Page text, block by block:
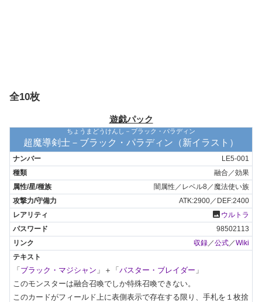
全10枚
遊戯パック
ちょうまどうけんし－ブラック・パラディン
超魔導剣士－ブラック・パラディン（新イラスト）
LE5-001
融合／効果
闇属性／レベル8／魔法使い族
ATK:2900／DEF:2400
photo ウルトラ
98502113
収録 ／公式 ／Wiki
「 ブラック・マジシャン 」＋「 バスター・ブレイダー 」
このモンスターは融合召喚でしか特殊召喚できない。
このカードがフィールド上に表側表示で存在する限り、手札を１枚捨